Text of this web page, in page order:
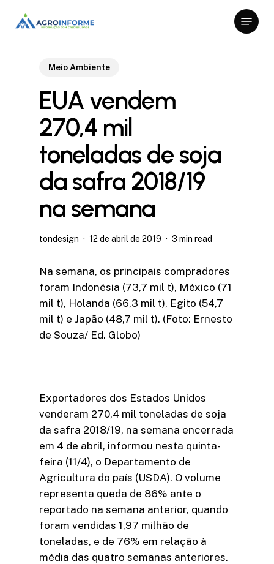
Menu
Meio Ambiente
EUA vendem
270,4 mil
toneladas de soja
da safra 2018/19
na semana
tondesign 12 de abril de 2019 3 min read
Na semana, os principais compradores
foram Indonésia (73,7 mil t), México (71
mil t), Holanda (66,3 mil t), Egito (54,7
mil t) e Japão (48,7 mil t). (Foto: Ernesto
de Souza/ Ed. Globo)
Exportadores dos Estados Unidos
venderam 270,4 mil toneladas de soja
da safra 2018/19, na semana encerrada
em 4 de abril, informou nesta quinta-
feira (11/4), o Departamento de
Agricultura do país (USDA). O volume
representa queda de 86% ante o
reportado na semana anterior, quando
foram vendidas 1,97 milhão de
toneladas, e de 76% em relação à
média das quatro semanas anteriores.